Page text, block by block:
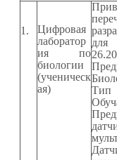
1.
Цифровая
лаборатор
ия по
биологии
(ученическ
ая)